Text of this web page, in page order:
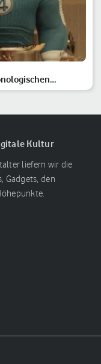
Kultur
liefern wir die
Gadgets, den